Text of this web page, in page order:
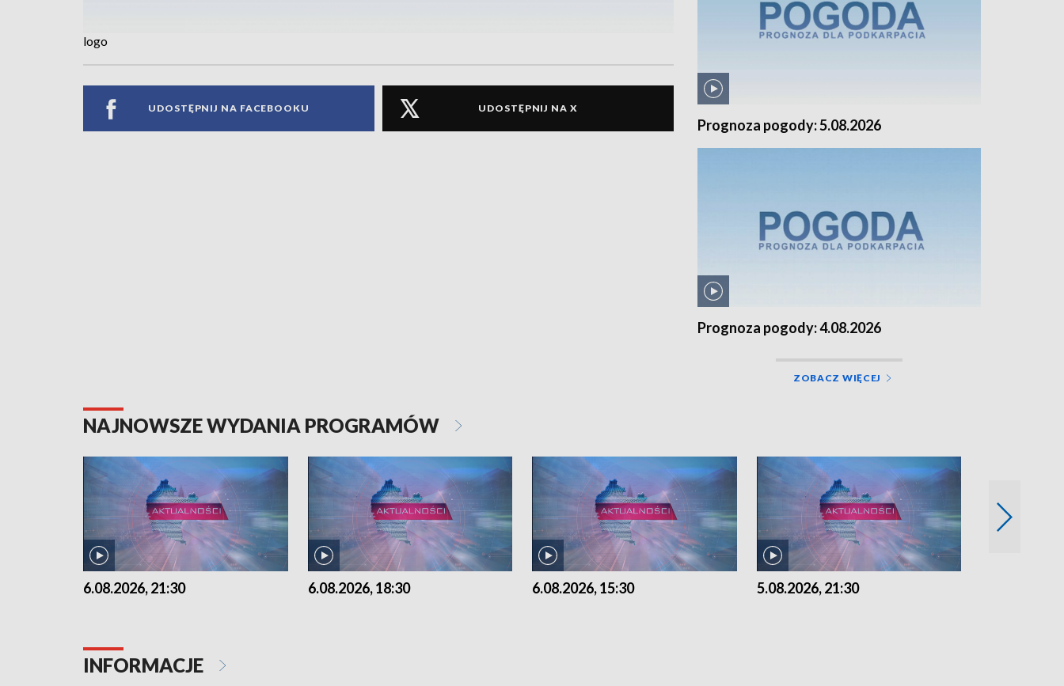
logo
UDOSTĘPNIJ NA FACEBOOKU UDOSTĘPNIJ NA X
Prognoza pogody: 5.08.2026
Prognoza pogody: 4.08.2026
ZOBACZ WIĘCEJ
NAJNOWSZE WYDANIA PROGRAMÓW
6.08.2026, 21:30 6.08.2026, 18:30 6.08.2026, 15:30 5.08.2026, 21:30
INFORMACJE